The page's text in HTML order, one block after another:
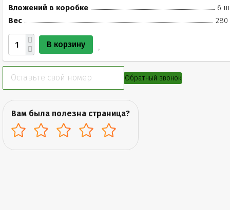
Вложений в коробке
6
Вес
280
В корзину
Обратный звонок
Вам была полезна страница?